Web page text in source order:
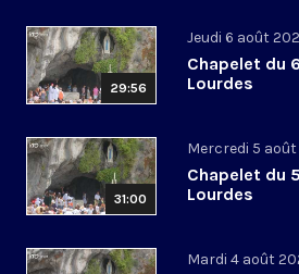
29:56
Jeudi 6 août
Chapelet du
Lourdes
31:00
Mercredi 5
Chapelet du
Lourdes
Mardi 4 août